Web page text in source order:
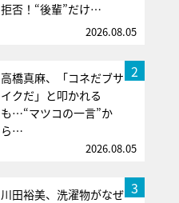
拒否！“後輩”だけ…
2026.08.05
2
高橋真麻、「コネだブサ
イクだ」と叩かれる
も…“マツコの一言”か
ら…
2026.08.05
3
川田裕美、洗濯物がなぜ